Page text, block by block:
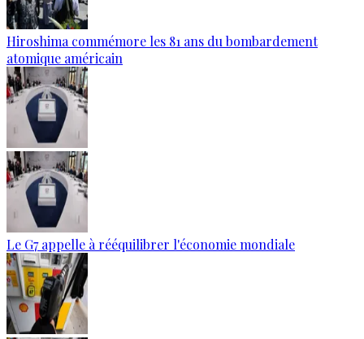
Hiroshima commémore les 81 ans du bombardement
atomique américain
Le G7 appelle à rééquilibrer l'économie mondiale